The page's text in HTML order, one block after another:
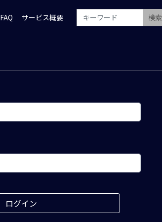
FAQ サービス概要 検索
ログイン